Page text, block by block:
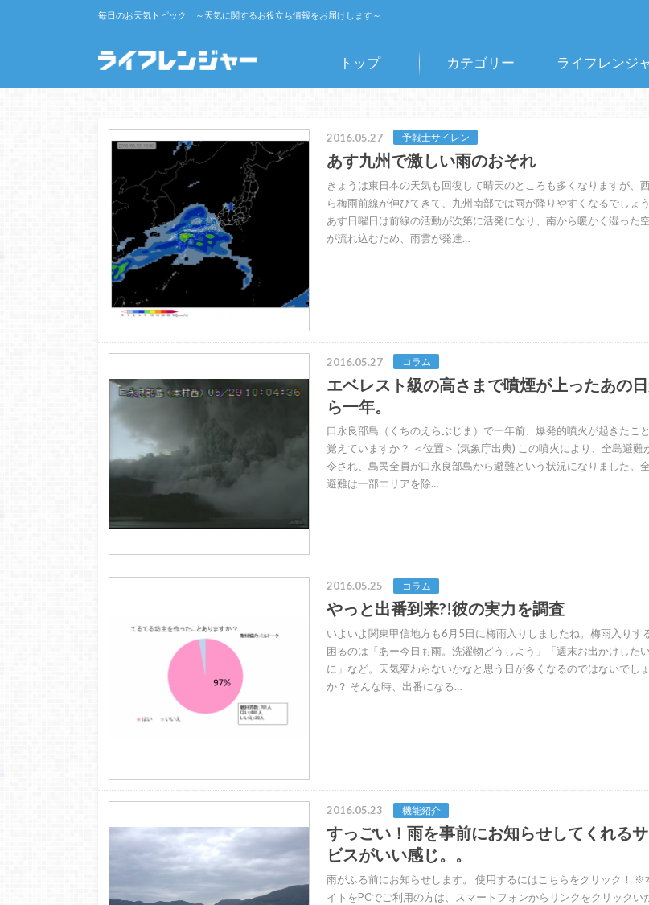
毎日のお天気トピック ～天気に関するお役立ち情報をお届けします～
トップ カテゴリー ライフレンジ
2016.05.27 予報士サイレン
あす九州で激しい雨のおそれ
きょうは東日本の天気も回復して晴天のところも多くなりますが、
ら梅雨前線が伸びてきて、九州南部では雨が降りやすくなるでしょう
あす日曜日は前線の活動が次第に活発になり、南から暖かく湿った
が流れ込むため、雨雲が発達…
2016.05.27 コラム
エベレスト級の高さまで噴煙が上ったあの
ら一年。
口永良部島（くちのえらぶじま）で一年前、爆発的噴火が起きたこ
覚えていますか？ ＜位置＞ (気象庁出典) この噴火により、全島避難
令され、島民全員が口永良部島から避難という状況になりました。
避難は一部エリアを除…
2016.05.25 コラム
やっと出番到来?!彼の実力を調査
いよいよ関東甲信地方も6月5日に梅雨入りしましたね。梅雨入りす
困るのは「あー今日も雨。洗濯物どうしよう」「週末お出かけした
に」など。天気変わらないかなと思う日が多くなるのではないでし
か？ そんな時、出番になる…
2016.05.23 機能紹介
すっごい！雨を事前にお知らせしてくれる
ビスがいい感じ。。
雨がふる前にお知らせします。 使用するにはこちらをクリック！ ※
イトをPCでご利用の方は、スマートフォンからリンクをクリックい